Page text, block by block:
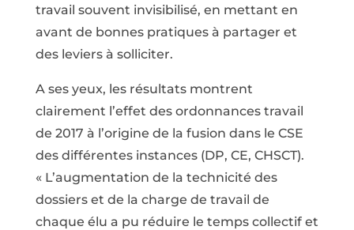
travail souvent invisibilisé, en mettant en
avant de bonnes pratiques à partager et
des leviers à solliciter.
A ses yeux, les résultats montrent
clairement l’effet des ordonnances travail
de 2017 à l’origine de la fusion dans le CSE
des différentes instances (DP, CE, CHSCT).
« L’augmentation de la technicité des
dossiers et de la charge de travail de
chaque élu a pu réduire le temps collectif et